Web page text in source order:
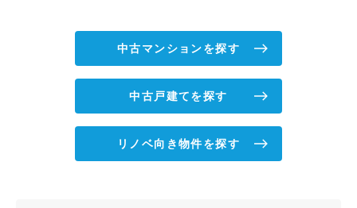
中古マンションを探す
中古戸建てを探す
リノベ向き物件を探す